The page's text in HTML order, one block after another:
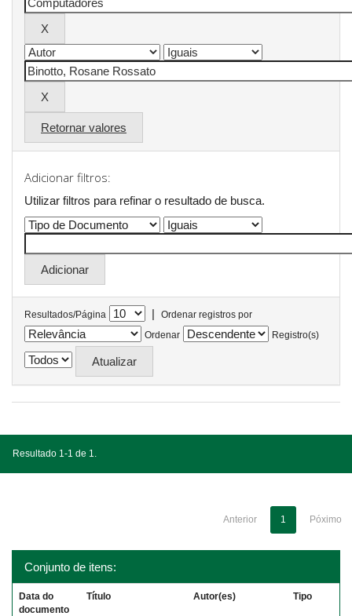
Retornar valores
Adicionar filtros:
Utilizar filtros para refinar o resultado de busca.
Resultados/Página |
Ordenar registros por
Ordenar
Registro(s)
Resultado 1-1 de 1.
Anterior 1 Póximo
Conjunto de itens:
Data do
documento
Título Autor(es) Tipo